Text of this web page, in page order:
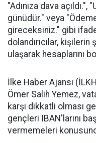
"Adınıza dava açıldı.",
günüdür." veya
gireceksiniz." gibi
dolandırıcılar,
ulaşarak hesaplarını
İlke Haber Ajansı
Ömer Salih Yemez,
karşı dikkatli olması
gençleri IBAN'larını
vermemeleri